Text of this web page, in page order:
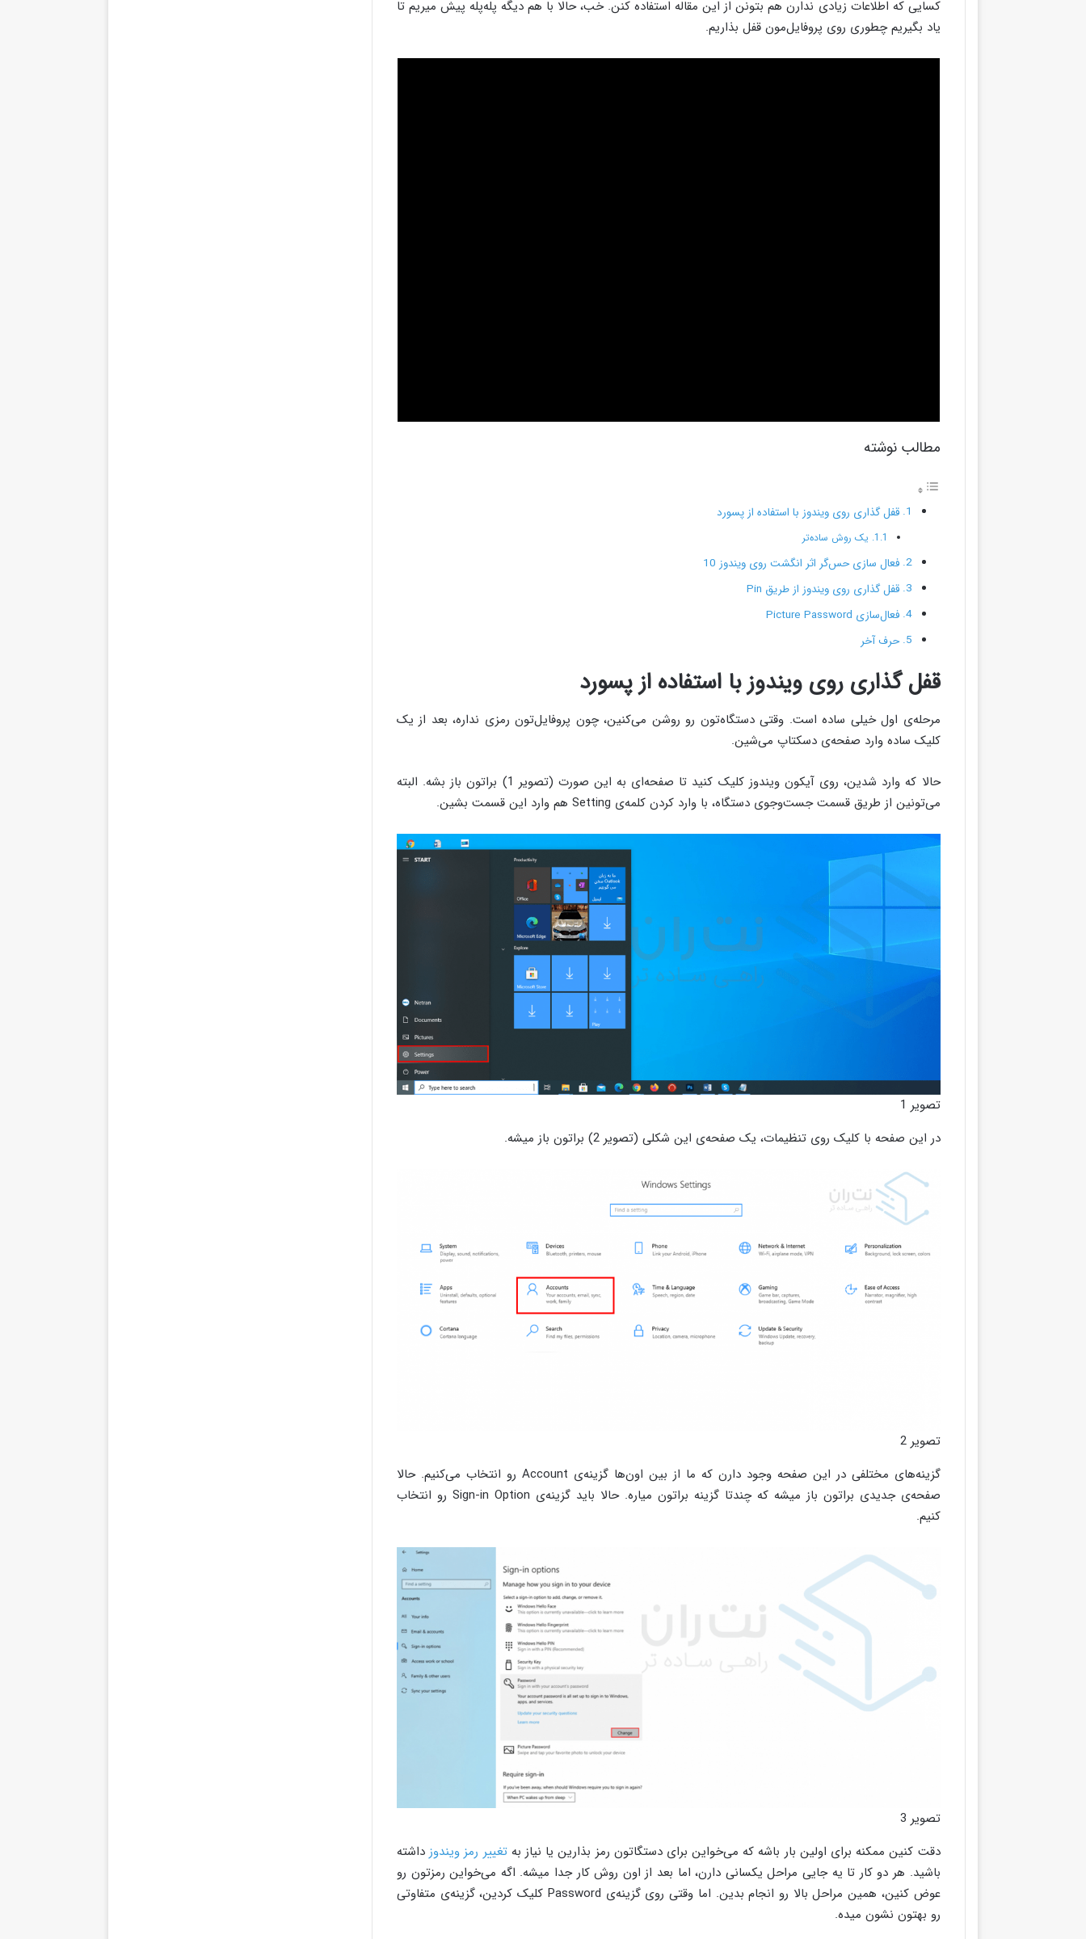
کسایی که اطلاعات زیادی ندارن هم بتونن از این مقاله استفاده کنن. خب، حالا با هم دیگه پله‌پله پیش میریم تا
یاد بگیریم چطوری روی پروفایل‌مون قفل بذاریم.
مطالب نوشته
قفل گذاری روی ویندوز با استفاده از پسورد
یک روش ساده‌تر
فعال سازی حس‌گر اثر انگشت روی ویندوز 10
قفل گذاری روی ویندوز از طریق Pin
فعال‌سازی Picture Password
حرف آخر
قفل گذاری روی ویندوز با استفاده از پسورد
مرحله‌ی اول خیلی ساده‌ است. وقتی دستگاه‌تون رو روشن می‌کنین، چون پروفایل‌تون رمزی نداره، بعد از یک
کلیک ساده وارد صفحه‌ی دسکتاپ می‌شین.
حالا که وارد شدین، روی آیکون ویندوز کلیک کنید تا صفحه‌ای به این صورت (تصویر 1) براتون باز بشه. البته
می‌تونین از طریق قسمت جست‌وجوی دستگاه، با وارد کردن کلمه‌ی Setting هم وارد این قسمت بشین.
تصویر 1
در این صفحه با کلیک روی تنظیمات، یک صفحه‌ی این شکلی (تصویر 2) براتون باز میشه.
تصویر 2
گزینه‌های مختلفی در این صفحه وجود دارن که ما از بین اون‌ها گزینه‌ی Account رو انتخاب می‌کنیم. حالا
صفحه‌ی جدیدی براتون باز میشه که چندتا گزینه براتون میاره. حالا باید گزینه‌ی Sign-in Option رو انتخاب
کنیم.
تصویر 3
دقت کنین ممکنه برای اولین بار باشه که می‌خواین برای دستگاتون رمز بذارین یا نیاز بهتغییر رمز ویندوزداشته
باشید. هر دو کار تا یه جایی مراحل یکسانی دارن، اما بعد از اون روش کار جدا میشه. اگه می‌خواین رمزتون رو
عوض کنین، همین مراحل بالا رو انجام بدین. اما وقتی روی گزینه‌ی Password کلیک کردین، گزینه‌ی متفاوتی
رو بهتون نشون میده.